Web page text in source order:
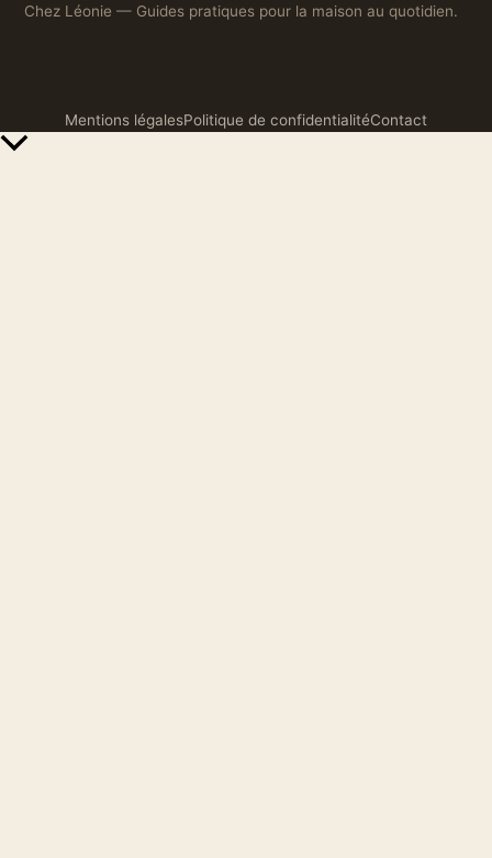
Chez Léonie — Guides pratiques pour la maison au quotidien.
Mentions légalesPolitique de confidentialitéContact